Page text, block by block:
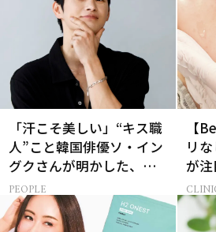
「汗こそ美しい」“キス職
人”こと韓国俳優ソ・イン
グクさんが明かした、惹
かれる人の条件とは
PEOPLE
【
リ
が
ング
明感